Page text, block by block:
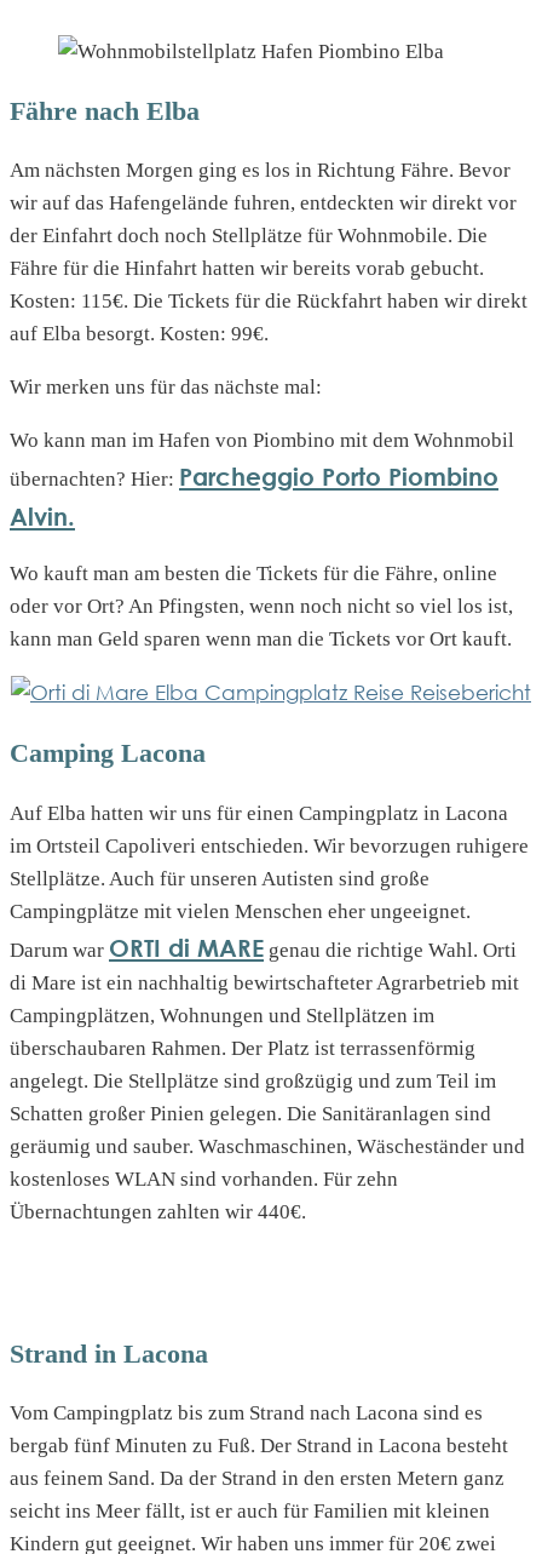
Fähre nach Elba
Am nächsten Morgen ging es los in Richtung Fähre. Bevor
wir auf das Hafengelände fuhren, entdeckten wir direkt vor
der Einfahrt doch noch Stellplätze für Wohnmobile. Die
Fähre für die Hinfahrt hatten wir bereits vorab gebucht.
Kosten: 115€. Die Tickets für die Rückfahrt haben wir direkt
auf Elba besorgt. Kosten: 99€.
Wir merken uns für das nächste mal:
Wo kann man im Hafen von Piombino mit dem Wohnmobil
übernachten? Hier: Parcheggio Porto Piombino
Alvin.
Wo kauft man am besten die Tickets für die Fähre, online
oder vor Ort? An Pfingsten, wenn noch nicht so viel los ist,
kann man Geld sparen wenn man die Tickets vor Ort kauft.
Camping Lacona
Auf Elba hatten wir uns für einen Campingplatz in Lacona
im Ortsteil Capoliveri entschieden. Wir bevorzugen ruhigere
Stellplätze. Auch für unseren Autisten sind große
Campingplätze mit vielen Menschen eher ungeeignet.
Darum war ORTI di MARE genau die richtige Wahl. Orti
di Mare ist ein nachhaltig bewirtschafteter Agrarbetrieb mit
Campingplätzen, Wohnungen und Stellplätzen im
überschaubaren Rahmen. Der Platz ist terrassenförmig
angelegt. Die Stellplätze sind großzügig und zum Teil im
Schatten großer Pinien gelegen. Die Sanitäranlagen sind
geräumig und sauber. Waschmaschinen, Wäscheständer und
kostenloses WLAN sind vorhanden. Für zehn
Übernachtungen zahlten wir 440€.
Strand in Lacona
Vom Campingplatz bis zum Strand nach Lacona sind es
bergab fünf Minuten zu Fuß. Der Strand in Lacona besteht
aus feinem Sand. Da der Strand in den ersten Metern ganz
seicht ins Meer fällt, ist er auch für Familien mit kleinen
Kindern gut geeignet. Wir haben uns immer für 20€ zwei